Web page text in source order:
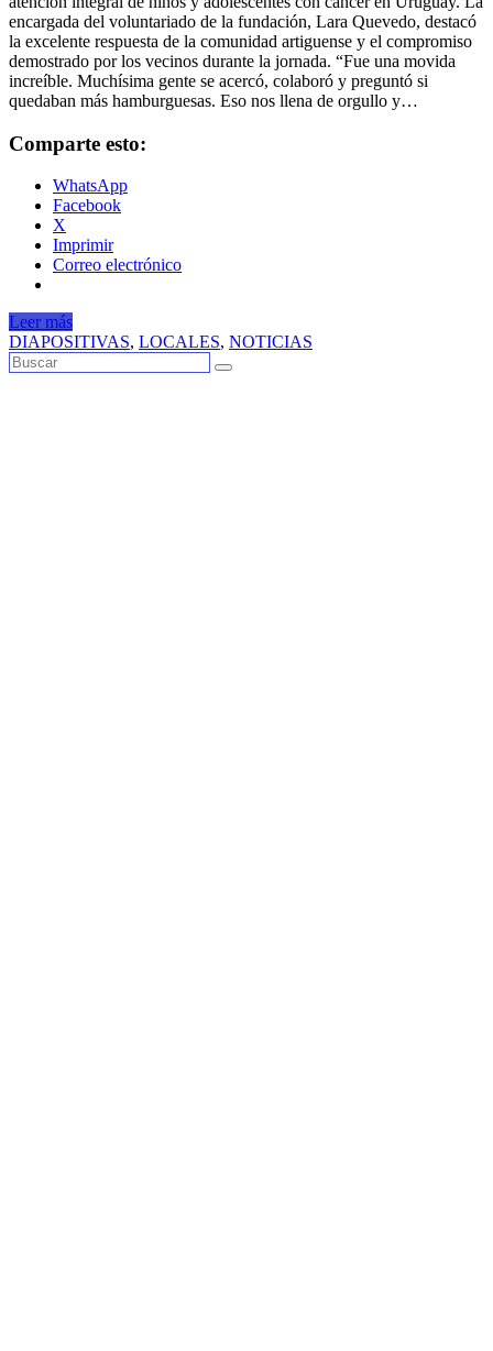
encargada del voluntariado de la fundación, Lara Quevedo, destacó
la excelente respuesta de la comunidad artiguense y el compromiso
demostrado por los vecinos durante la jornada. “Fue una movida
increíble. Muchísima gente se acercó, colaboró y preguntó si
quedaban más hamburguesas. Eso nos llena de orgullo y…
Comparte esto:
WhatsApp
Facebook
X
Imprimir
Correo electrónico
Leer más
DIAPOSITIVAS, LOCALES, NOTICIAS